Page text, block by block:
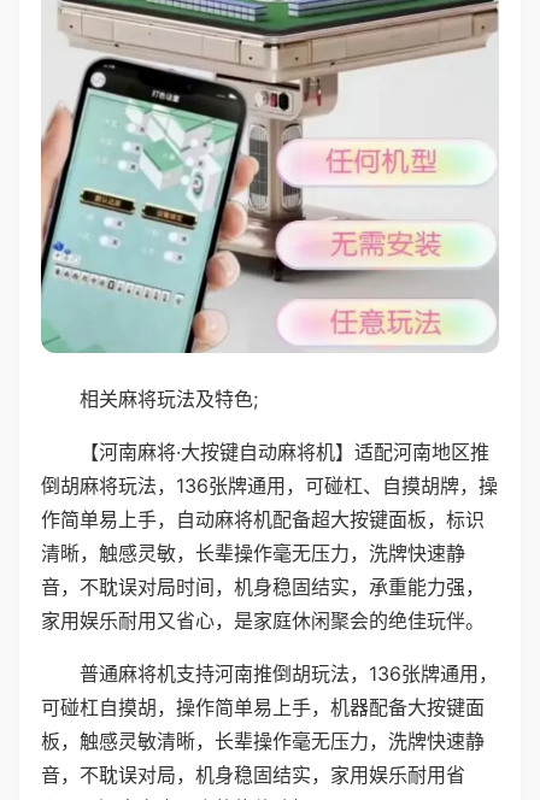
相关麻将玩法及特色;
【河南麻将·大按键自动麻将机】适配河南地区推
倒胡麻将玩法，136张牌通用，可碰杠、自摸胡牌，操
作简单易上手，自动麻将机配备超大按键面板，标识
清晰，触感灵敏，长辈操作毫无压力，洗牌快速静
音，不耽误对局时间，机身稳固结实，承重能力强，
家用娱乐耐用又省心，是家庭休闲聚会的绝佳玩伴。
普通麻将机支持河南推倒胡玩法，136张牌通用，
可碰杠自摸胡，操作简单易上手，机器配备大按键面
板，触感灵敏清晰，长辈操作毫无压力，洗牌快速静
音，不耽误对局，机身稳固结实，家用娱乐耐用省